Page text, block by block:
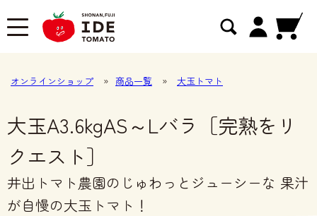
オンラインショップ » 商品一覧 » 大玉トマト
大玉A3.6kgAS～Lバラ［完熟をリ
クエスト］
井出トマト農園のじゅわっとジューシーな 果汁
が自慢の大玉トマト！